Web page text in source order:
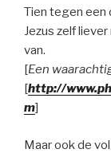
Tien tegen een
Jezus zelf
van.
[Een
[http://
m]
Maar ook de